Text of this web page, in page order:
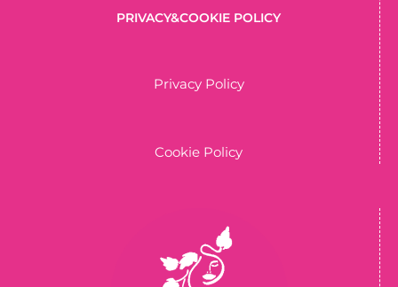
PRIVACY&COOKIE POLICY
Privacy Policy
Cookie Policy